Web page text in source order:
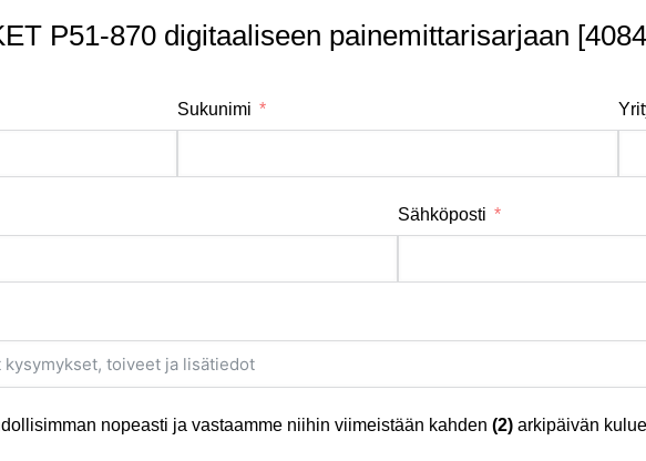
P51-870 digitaaliseen painemittarisarjaan
Sukunimi
Sähköposti
nopeasti ja vastaamme niihin viimeistään kahden (2) arkipäivän